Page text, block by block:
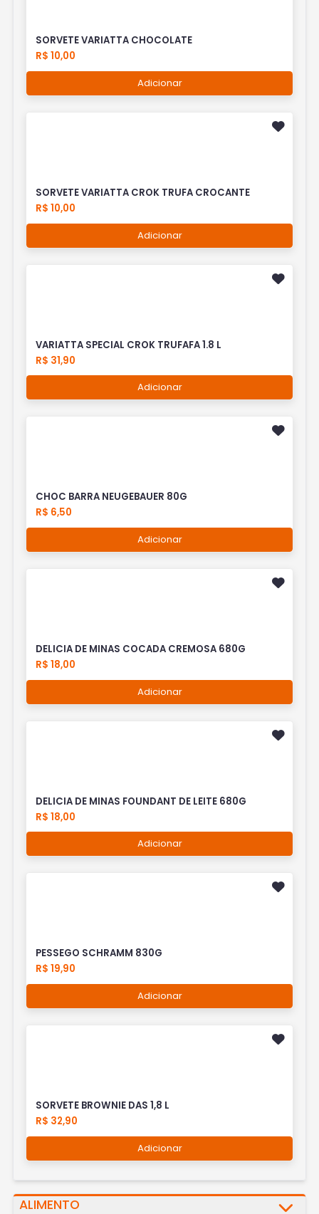
SORVETE VARIATTA CHOCOLATE
R$ 10,00
Adicionar
SORVETE VARIATTA CROK TRUFA CROCANTE
R$ 10,00
Adicionar
VARIATTA SPECIAL CROK TRUFAFA 1.8 L
R$ 31,90
Adicionar
CHOC BARRA NEUGEBAUER 80G
R$ 6,50
Adicionar
DELICIA DE MINAS COCADA CREMOSA 680G
R$ 18,00
Adicionar
DELICIA DE MINAS FOUNDANT DE LEITE 680G
R$ 18,00
Adicionar
PESSEGO SCHRAMM 830G
R$ 19,90
Adicionar
SORVETE BROWNIE DAS 1,8 L
R$ 32,90
Adicionar
ALIMENTO